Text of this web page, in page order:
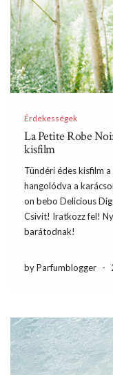
Érdekességek
La Petite Robe
kisfilm
Tündéri édes kisfilm
hangolódva a
on bebo Delicious
Csivit! Iratkozz fel!
barátodnak!
by Parfumblogger -